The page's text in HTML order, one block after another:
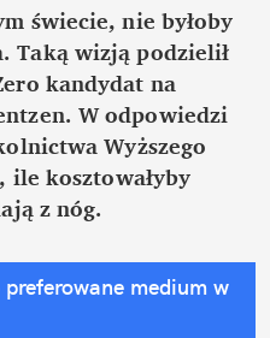
świecie, nie byłoby
Taką wizją podzielił
kandydat na
W odpowiedzi
Wyższego
ile kosztowałyby
z nóg.
medium w